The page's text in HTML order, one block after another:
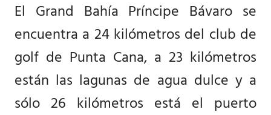
El Grand Bahía Príncipe Bávaro se
encuentra a 24 kilómetros del club de
golf de Punta Cana, a 23 kilómetros
están las lagunas de agua dulce y a
sólo 26 kilómetros está el puerto